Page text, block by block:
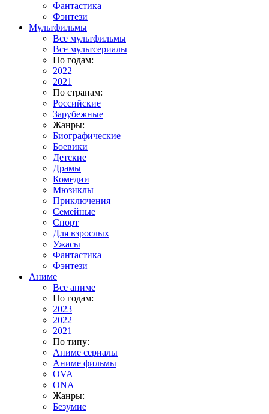
Фантастика
Фэнтези
Мультфильмы
Все мультфильмы
Все мультсериалы
По годам:
2022
2021
По странам:
Российские
Зарубежные
Жанры:
Биографические
Боевики
Детские
Драмы
Комедии
Мюзиклы
Приключения
Семейные
Спорт
Для взрослых
Ужасы
Фантастика
Фэнтези
Аниме
Все аниме
По годам:
2023
2022
2021
По типу:
Аниме сериалы
Аниме фильмы
OVA
ONA
Жанры:
Безумие